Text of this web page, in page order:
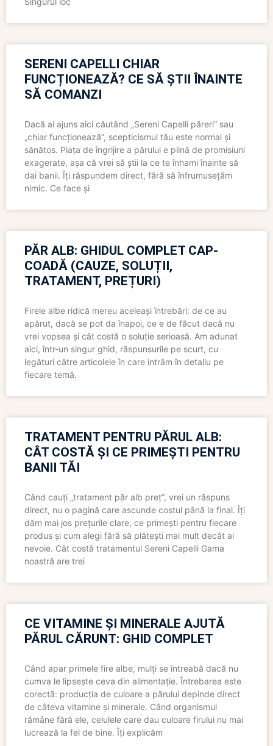
SERENI CAPELLI CHIAR
FUNCȚIONEAZĂ? CE SĂ ȘTII ÎNAINTE
SĂ COMANZI
Dacă ai ajuns aici căutând „Sereni Capelli păreri” sau
„chiar funcționează”, scepticismul tău este normal și
sănătos. Piața de îngrijire a părului e plină de promisiuni
exagerate, așa că vrei să știi la ce te înhami înainte să
dai banii. Îți răspundem direct, fără să înfrumusețăm
nimic. Ce face și
PĂR ALB: GHIDUL COMPLET CAP-
COADĂ (CAUZE, SOLUȚII,
TRATAMENT, PREȚURI)
Firele albe ridică mereu aceleași întrebări: de ce au
apărut, dacă se pot da înapoi, ce e de făcut dacă nu
vrei vopsea și cât costă o soluție serioasă. Am adunat
aici, într-un singur ghid, răspunsurile pe scurt, cu
legături către articolele în care intrăm în detaliu pe
fiecare temă.
TRATAMENT PENTRU PĂRUL ALB:
CÂT COSTĂ ȘI CE PRIMEȘTI PENTRU
BANII TĂI
Când cauți „tratament păr alb preț”, vrei un răspuns
direct, nu o pagină care ascunde costul până la final. Îți
dăm mai jos prețurile clare, ce primești pentru fiecare
produs și cum alegi fără să plătești mai mult decât ai
nevoie. Cât costă tratamentul Sereni Capelli Gama
noastră are trei
CE VITAMINE ȘI MINERALE AJUTĂ
PĂRUL CĂRUNT: GHID COMPLET
Când apar primele fire albe, mulți se întreabă dacă nu
cumva le lipsește ceva din alimentație. Întrebarea este
corectă: producția de culoare a părului depinde direct
de câteva vitamine și minerale. Când organismul
rămâne fără ele, celulele care dau culoare firului nu mai
lucrează la fel de bine. Îți explicăm